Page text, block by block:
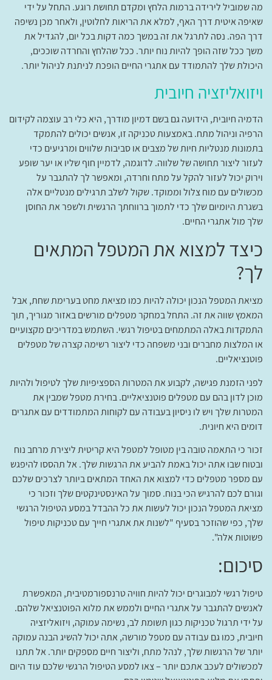
מה שמוביל לירידה ברמות הלחץ ומקדם תחושת רוגע. התחל על ידי
שאיפה איטית דרך האף, למלא את הריאות לחלוטין, ולאחר מכן נשיפה
דרך הפה. נסה לתרגל את זה במשך כמה דקות בכל יום, להגדיל את
משך ככל שזה הופך להיות נוח יותר. ככל שהלחץ והחרדה שוככים,
היכולת שלך להתמודד עם אתגרי החיים הופכת לניתנת לניהול יותר.
ויזואליזציה חיובית
הדמיה חיובית, הידועה גם בשם דמיון מודרך, היא כלי רב עוצמה לקידום
הרפיה וניהול מתח. באמצעות טכניקה זו, אנשים יכולים להתמקד
בתמונות מנטליות חיות של מצבים או סביבות שלווים ומרגיעים כדי
לעזור ליצור תחושה של שלווה. לדוגמה, לדמיין חוף שליו או יער שופע
וירוק יכול לעזור להקל על מתח וחרדה, ומאפשר לך להתגבר על
מכשולים עם מוח צלול וממוקד. שקול לשלב תרגילים מנטליים אלה
בשגרת היומיום שלך כדי לתמוך ברווחתך הרגשית ולשפר את החוסן
שלך מול אתגרי החיים.
כיצד למצוא את המטפל המתאים
לך?
מציאת המטפל הנכון יכולה להיות כמו מציאת מחט בערימת שחת, אבל
המאמץ שווה את זה. התחל במחקר מטפלים מורשים באזור מגוריך, תוך
התמקדות באלה המתמחים בטיפול רגשי. השתמש במדריכים מקצועיים
או המלצות מחברים ובני משפחה כדי ליצור רשימה קצרה של מטפלים
פוטנציאליים.
לפני הזמנת פגישה, לקבוע את המטרות הספציפיות שלך לטיפול ולהיות
מוכן לדון בהם עם מטפלים פוטנציאליים. בחירת מטפל שמבין את
המטרות שלך ויש לו ניסיון בעבודה עם לקוחות המתמודדים עם אתגרים
דומים היא חיונית.
זכור כי התאמה טובה בין מטופל למטפל היא קריטית ליצירת מרחב נוח
ובטוח שבו אתה יכול באמת להביע את הרגשות שלך. אל תהססו להיפגש
עם מספר מטפלים כדי למצוא את האחד המתאים ביותר לצרכים שלכם
וגורם לכם להרגיש הכי בנוח. סמוך על האינסטינקטים שלך וזכור כי
מציאת המטפל הנכון יכול לעשות את כל ההבדל במסע הטיפול הרגשי
שלך, כפי שהוזכר בסעיף "לשנות את אתגרי חייך עם טכניקות טיפול
פשוטות אלה".
סיכום:
טיפול רגשי למבוגרים יכול להיות חוויה טרנספורמטיבית, המאפשרת
לאנשים להתגבר על אתגרי החיים ולממש את מלוא הפוטנציאל שלהם.
על ידי תרגול טכניקות כגון תשומת לב, נשימה עמוקה, ויזואליזציה
חיובית, כמו גם עבודה עם מטפל מורשה, אתה יכול להשיג הבנה עמוקה
יותר של הרגשות שלך, לנהל מתח, וליצור חיים מספקים יותר. אל תתנו
למכשולים לעכב אתכם יותר – צאו למסע הטיפול הרגשי שלכם עוד היום